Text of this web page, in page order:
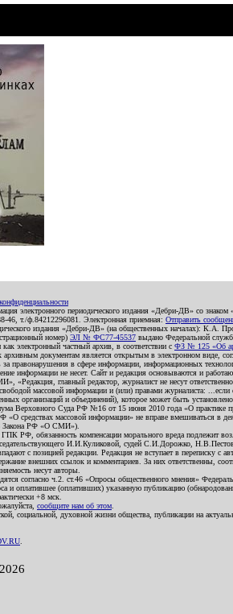
электронного периодического издания «Дебри-ДВ» со
46, т./ф.84212296081. Электронная приемная: Отправить
издания «Дебри-ДВ» (на общественных
номер) ЭЛ № ФС77-45537 выдано Федеральной
электронный частный архив, в соответствии с ФЗ № 125 «Об
документам является открытым в электронном виде,
за правонарушения в сфере информации, информационных
информации не несет. Сайт и редакция основываются и
«Редакция, главный редактор, журналист не несут
массовой информации и (или) правами журналиста:
организаций и объединений), которое может быть
Верховного Суда РФ №16 от 15 июня 2010 года «О практике
«О средствах массовой информации» не вправе вмешиваться в
Закона РФ «О СМИ»).
РФ, обязанность компенсации морального вреда подлежит
И.И.Куликовой, судей С.И.Дорожко,
с позицией редакции. Редакция не вступает в переписку с
внешних ссылок и комментариев. За них ответственны,
несут авторы.
согласно ч.2. ст.46 «Опросы общественного мнения»
и оплатившее (оплативших) указанную публикацию
+8 мск.
сообщите нам об этом
социальной, духовной жизни общества, публикации на